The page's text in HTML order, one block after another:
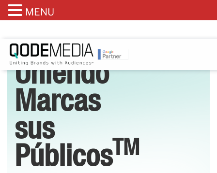
Uniendo
Marcas
sus
PúblicosTM
MENU